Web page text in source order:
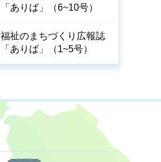
「ありば」（6~10号）
福祉のまちづくり広報誌
「ありば」（1~5号）